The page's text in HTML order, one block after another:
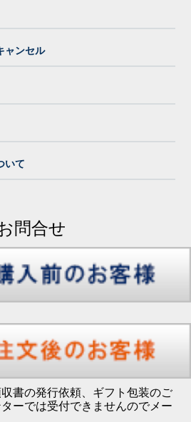
ャンセル
いて
問合せ
書の発行依頼、ギフト包装のご
ーでは受付できませんのでメー